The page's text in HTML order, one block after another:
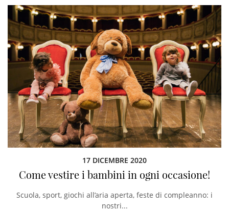
17 DICEMBRE 2020
Come vestire i bambini in ogni occasione!
Scuola, sport, giochi all’aria aperta, feste di compleanno: i
nostri...